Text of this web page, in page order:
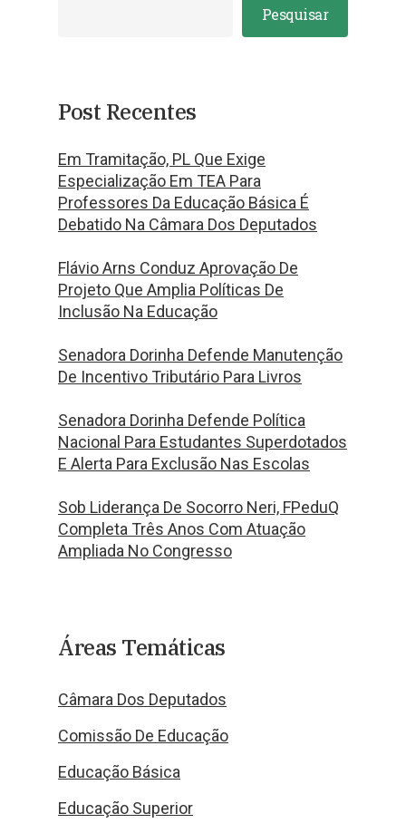
Pesquisar
Post Recentes
Em Tramitação, PL Que Exige
Especialização Em TEA Para
Professores Da Educação Básica É
Debatido Na Câmara Dos Deputados
Flávio Arns Conduz Aprovação De
Projeto Que Amplia Políticas De
Inclusão Na Educação
Senadora Dorinha Defende Manutenção
De Incentivo Tributário Para Livros
Senadora Dorinha Defende Política
Nacional Para Estudantes Superdotados
E Alerta Para Exclusão Nas Escolas
Sob Liderança De Socorro Neri, FPeduQ
Completa Três Anos Com Atuação
Ampliada No Congresso
Áreas Temáticas
Câmara Dos Deputados
Comissão De Educação
Educação Básica
Educação Superior